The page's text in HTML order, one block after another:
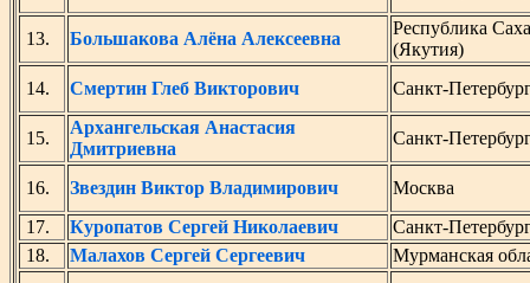
13. Большакова Алёна Алексеевна
Республика Саха
(Якутия)
14.
Смертин Глеб Викторович Санкт-
15.
Архангельская Анастасия
Дмитриевна
Санкт-
16. Звездин Виктор Владимирович
Москва
17.
Куропатов Сергей Николаевич
Санкт-
18.
Малахов Сергей Сергеевич
Мурманская